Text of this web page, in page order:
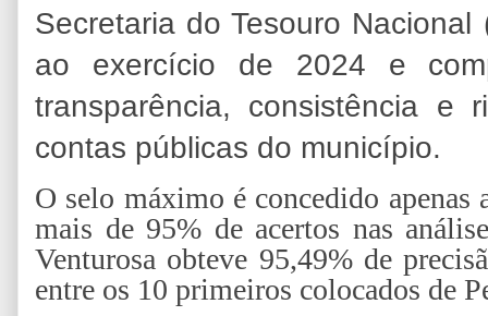
Secretaria do Tesouro
ao exercício de 2024 e
transparência, consistência e
contas públicas do município.
O selo máximo é concedido apenas
mais de 95% de acertos nas
Venturosa obteve 95,49% de
entre os 10 primeiros colocados de